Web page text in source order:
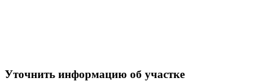
Уточнить информацию об участке